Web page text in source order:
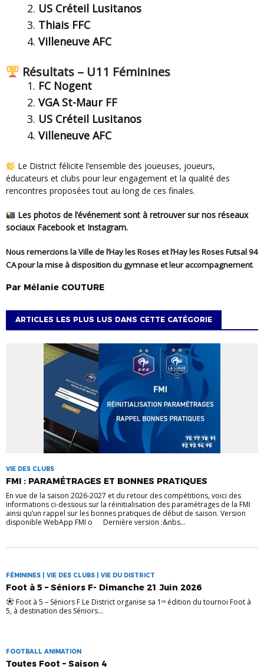
US Créteil Lusitanos
Thiais FFC
Villeneuve AFC
Résultats – U11 Féminines
FC Nogent
VGA St-Maur FF
US Créteil Lusitanos
Villeneuve AFC
Le District félicite l’ensemble des joueuses, joueurs,
éducateurs et clubs pour leur engagement et la qualité des
rencontres proposées tout au long de ces finales.
Les photos de l’événement sont à retrouver sur nos réseaux
sociaux Facebook et Instagram.
Nous remercions la Ville de l’Hay les Roses et l’Hay les Roses Futsal 94
CA pour la mise à disposition du gymnase et leur accompagnement.
Par Mélanie COUTURE
ARTICLES LES PLUS LUS DANS CETTE CATÉGORIE
VIE DES CLUBS
FMI : PARAMÉTRAGES ET BONNES PRATIQUES
En vue de la saison 2026-2027 et du retour des compétitions, voici des
informations ci-dessous sur la réinitialisation des paramétrages de la FMI
ainsi qu’un rappel sur les bonnes pratiques de début de saison. ‎Version
disponible WebApp FMI o Dernière version :&nbs...
FÉMININES | VIE DES CLUBS | VIE DU DISTRICT
Foot à 5 – Séniors F- Dimanche 21 Juin 2026
Foot à 5 – Séniors F Le District organise sa 1ʳᵉ édition du tournoi Foot à
5, à destination des Séniors...
FOOTBALL ANIMATION
Toutes Foot – Saison 4